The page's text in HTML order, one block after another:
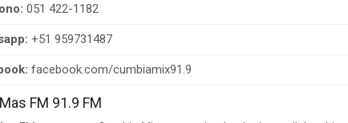
051 422-1182
+51 959731487
facebook.com/cumbiamix91.9
FM 91.9 FM